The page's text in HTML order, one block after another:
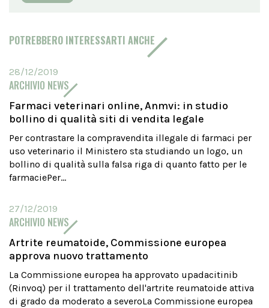
POTREBBERO INTERESSARTI ANCHE
28/12/2019
ARCHIVIO NEWS
Farmaci veterinari online, Anmvi: in studio
bollino di qualità siti di vendita legale
Per contrastare la compravendita illegale di farmaci per
uso veterinario il Ministero sta studiando un logo, un
bollino di qualità sulla falsa riga di quanto fatto per le
farmaciePer...
27/12/2019
ARCHIVIO NEWS
Artrite reumatoide, Commissione europea
approva nuovo trattamento
La Commissione europea ha approvato upadacitinib
(Rinvoq) per il trattamento dell'artrite reumatoide attiva
di grado da moderato a severoLa Commissione europea